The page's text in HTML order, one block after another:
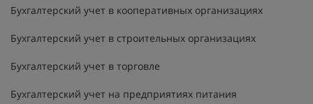
Бухгалтерский учет в кооперативных организациях
Бухгалтерский учет в строительных организациях
Бухгалтерский учет в торговле
Бухгалтерский учет на предприятиях питания